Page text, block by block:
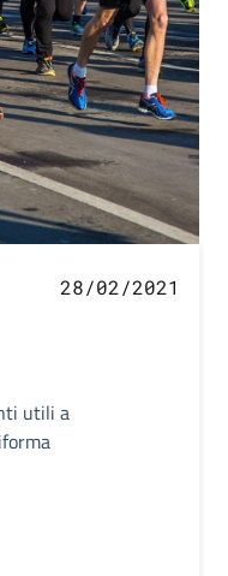
28/02/2021
utili a